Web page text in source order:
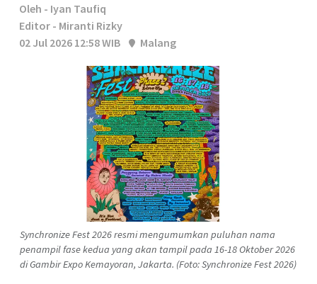
Oleh - Iyan Taufiq
Editor - Miranti Rizky
02 Jul 2026 12:58 WIB
Malang
Synchronize Fest 2026 resmi mengumumkan puluhan nama
penampil fase kedua yang akan tampil pada 16-18 Oktober 2026
di Gambir Expo Kemayoran, Jakarta. (Foto: Synchronize Fest 2026)